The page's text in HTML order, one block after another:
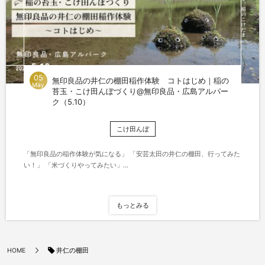
05
May
無印良品の井仁の棚田稲作体験 コトはじめ｜稲の
苔玉・こけ田んぼづくり@無印良品・広島アルパー
ク（5.10）
こけ田んぼ
「無印良品の稲作体験が気になる」 「安芸太田の井仁の棚田、行ってみた
い！」 「米づくりやってみたい」...
もっとみる
HOME 井仁の棚田